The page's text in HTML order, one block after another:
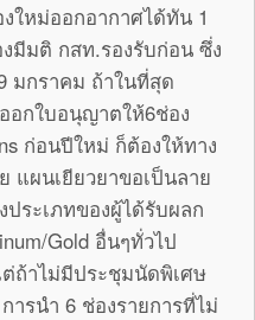
ใหม่ออกอากาศได้ทัน 1
มีมติ กสท.รองรับก่อน ซึ่ง
มกราคม ถ้าในที่สุด
อกใบอนุญาตให้6ช่อง
ก่อนปีใหม่ ก็ต้องให้ทาง
แผนเยียวยาขอเป็นลาย
ระเภทของผู้ได้รับผลก
Gold อื่นๆทั่วไป
ถ้าไม่มีประชุมนัดพิเศษ
รนำ 6 ช่องรายการที่ไม่